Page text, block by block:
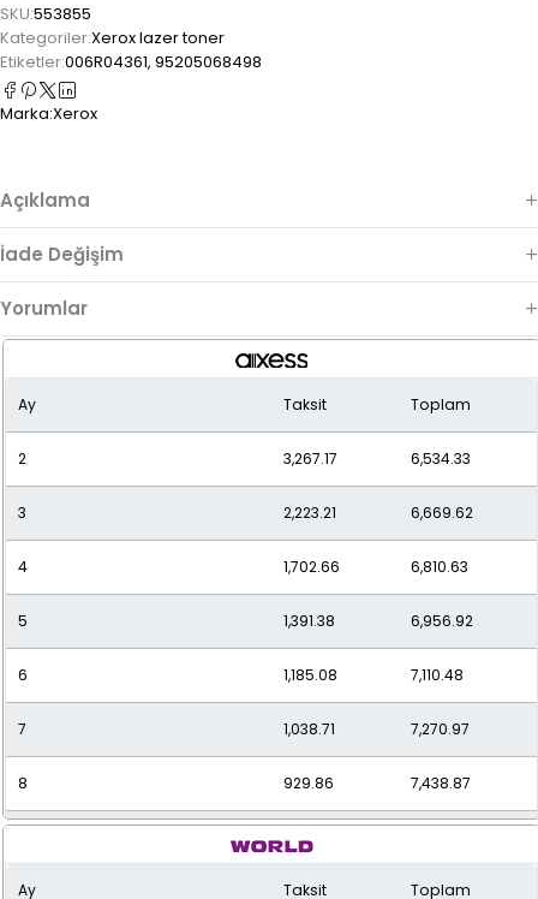
SKU:553855
Kategoriler:Xerox lazer toner
Etiketler:006R04361, 95205068498
Marka:Xerox
Açıklama
İade Değişim
Yorumlar
Ay Taksit Toplam
2 3,267.17 6,534.33
3 2,223.21 6,669.62
4 1,702.66 6,810.63
5 1,391.38 6,956.92
6 1,185.08 7,110.48
7 1,038.71 7,270.97
8 929.86 7,438.87
846.08
10 779.91 7,799.07
Ay Taksit Toplam